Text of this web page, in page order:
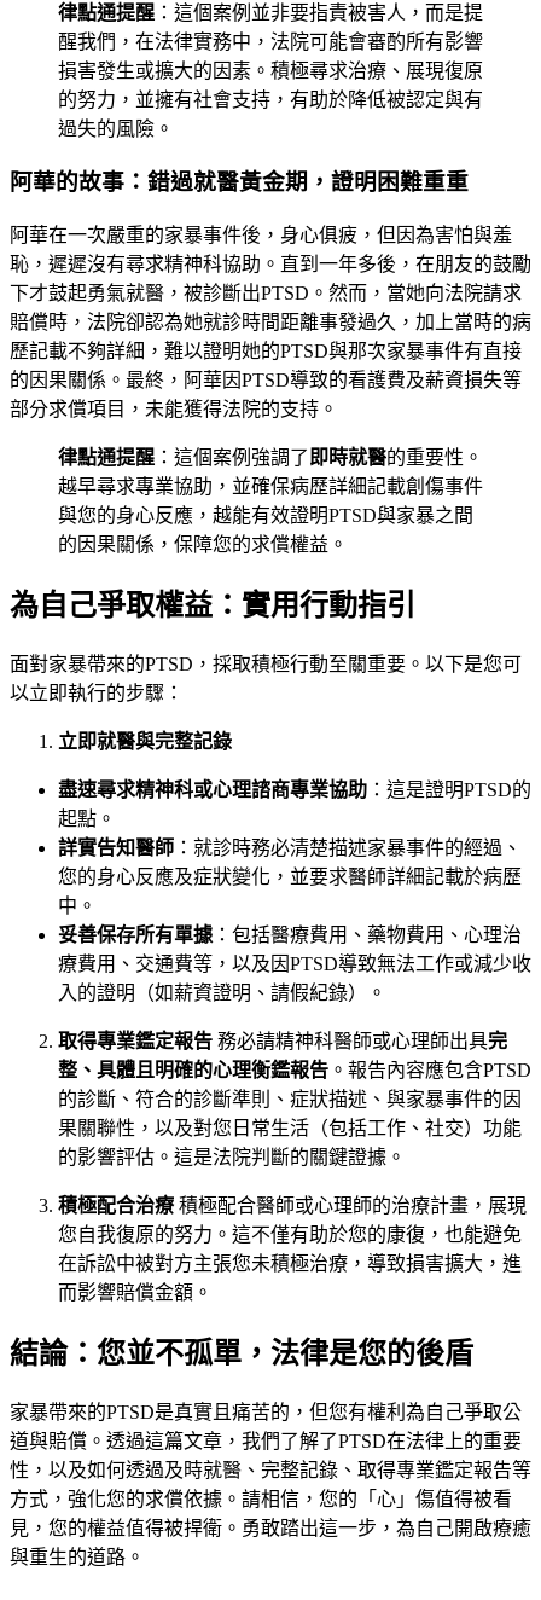
律點通提醒 ：這個案例並非要指責被害人，而是提
醒我們，在法律實務中，法院可能會審酌所有影響
損害發生或擴大的因素。積極尋求治療、展現復原
的努力，並擁有社會支持，有助於降低被認定與有
過失的風險。
阿華的故事：錯過就醫黃金期，證明困難重重
阿華在一次嚴重的家暴事件後，身心俱疲，但因為害怕與羞
恥，遲遲沒有尋求精神科協助。直到一年多後，在朋友的鼓勵
下才鼓起勇氣就醫，被診斷出PTSD。然而，當她向法院請求
賠償時，法院卻認為她就診時間距離事發過久，加上當時的病
歷記載不夠詳細，難以證明她的PTSD與那次家暴事件有直接
的因果關係。最終，阿華因PTSD導致的看護費及薪資損失等
部分求償項目，未能獲得法院的支持。
律點通提醒 ：這個案例強調了 即時就醫的重要性。
越早尋求專業協助，並確保病歷詳細記載創傷事件
與您的身心反應，越能有效證明PTSD與家暴之間
的因果關係，保障您的求償權益。
為自己爭取權益：實用行動指引
面對家暴帶來的PTSD，採取積極行動至關重要。以下是您可
以立即執行的步驟：
立即就醫與完整記錄
盡速尋求精神科或心理諮商專業協助 ：這是證明PTSD的
起點。
詳實告知醫師 ：就診時務必清楚描述家暴事件的經過、
您的身心反應及症狀變化，並要求醫師詳細記載於病歷
中。
妥善保存所有單據 ：包括醫療費用、藥物費用、心理治
療費用、交通費等，以及因PTSD導致無法工作或減少收
入的證明（如薪資證明、請假紀錄）。
取得專業鑑定報告 務必請精神科醫師或心理師出具完
整、具體且明確的心理衡鑑報告 。報告內容應包含PTSD
的診斷、符合的診斷準則、症狀描述、與家暴事件的因
果關聯性，以及對您日常生活（包括工作、社交）功能
的影響評估。這是法院判斷的關鍵證據。
積極配合治療 積極配合醫師或心理師的治療計畫，展現
您自我復原的努力。這不僅有助於您的康復，也能避免
在訴訟中被對方主張您未積極治療，導致損害擴大，進
而影響賠償金額。
結論：您並不孤單，法律是您的後盾
家暴帶來的PTSD是真實且痛苦的，但您有權利為自己爭取公
道與賠償。透過這篇文章，我們了解了PTSD在法律上的重要
性，以及如何透過及時就醫、完整記錄、取得專業鑑定報告等
方式，強化您的求償依據。請相信，您的「心」傷值得被看
見，您的權益值得被捍衛。勇敢踏出這一步，為自己開啟療癒
與重生的道路。